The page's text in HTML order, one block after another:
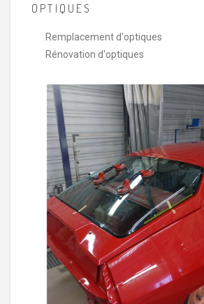
OPTIQUES
Remplacement d'optiques
Rénovation d'optiques